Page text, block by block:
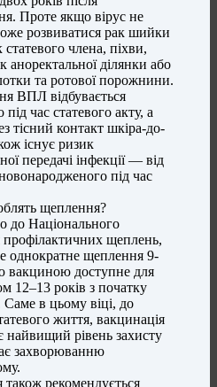
Проте якщо вірус не
розвиватися рак шийки
члена, піхви,
аноректальної ділянки або
та ротової порожнини.
ВПЛ відбувається
час статевого акту, а
тісний контакт шкіра-до-
існує ризик
передачі інфекції — від
під час
щеплення?
до Національного
профілактичних щеплень,
однократне щеплення 9-
вакциною доступне для
12–13 років з початку
Саме в цьому віці, до
життя, вакцинація
найвищий рівень захисту
захворюванню
рекомендується